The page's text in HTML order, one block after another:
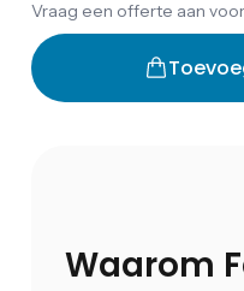
Vraag een offerte aan
Waarom